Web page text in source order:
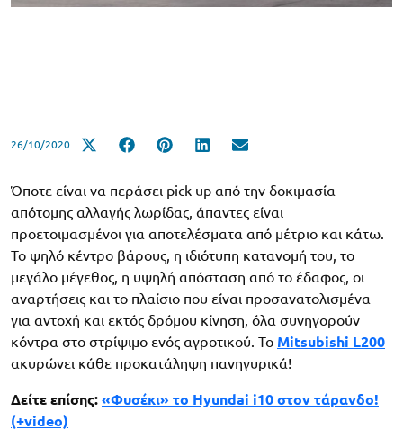
26/10/2020
Όποτε είναι να περάσει pick up από την δοκιμασία
απότομης αλλαγής λωρίδας, άπαντες είναι
προετοιμασμένοι για αποτελέσματα από μέτριο και κάτω.
Το ψηλό κέντρο βάρους, η ιδιότυπη κατανομή του, το
μεγάλο μέγεθος, η υψηλή απόσταση από το έδαφος, οι
αναρτήσεις και το πλαίσιο που είναι προσανατολισμένα
για αντοχή και εκτός δρόμου κίνηση, όλα συνηγορούν
κόντρα στο στρίψιμο ενός αγροτικού. Το Mitsubishi L200
ακυρώνει κάθε προκατάληψη πανηγυρικά!
Δείτε επίσης: «Φυσέκι» το Hyundai i10 στον τάρανδο!
(+video)